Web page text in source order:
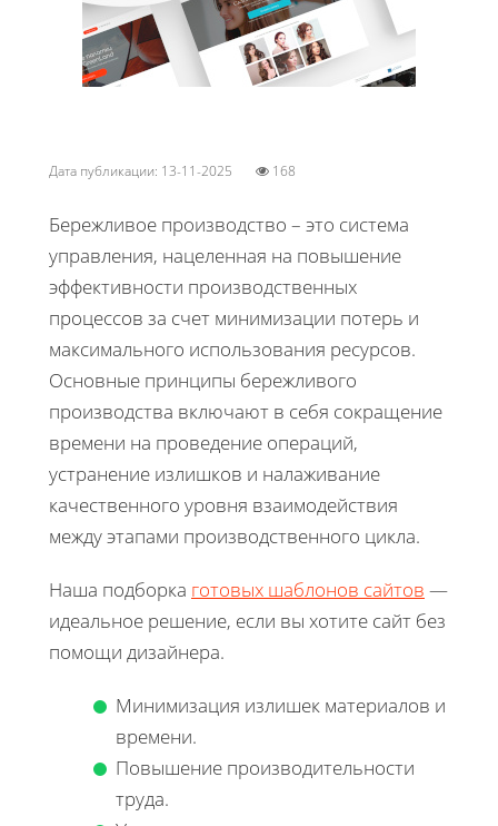
Дата публикации: 13-11-2025 168
Бережливое производство – это система
управления, нацеленная на повышение
эффективности производственных
процессов за счет минимизации потерь и
максимального использования ресурсов.
Основные принципы бережливого
производства включают в себя сокращение
времени на проведение операций,
устранение излишков и налаживание
качественного уровня взаимодействия
между этапами производственного цикла.
Наша подборка готовых шаблонов сайтов —
идеальное решение, если вы хотите сайт без
помощи дизайнера.
Минимизация излишек материалов и
времени.
Повышение производительности
труда.